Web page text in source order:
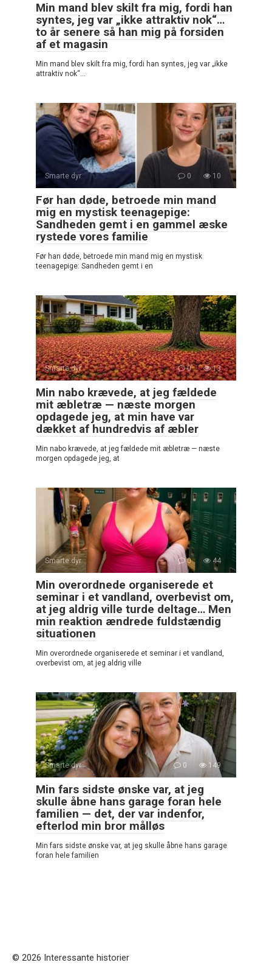
Min mand blev skilt fra mig, fordi han
syntes, jeg var „ikke attraktiv nok“…
to år senere så han mig på forsiden
af et magasin
Min mand blev skilt fra mig, fordi han syntes, jeg var „ikke
attraktiv nok“…
Smarte dyr 0 10
Før han døde, betroede min mand
mig en mystisk teenagepige:
Sandheden gemt i en gammel æske
rystede vores familie
Før han døde, betroede min mand mig en mystisk
teenagepige: Sandheden gemt i en
Smarte dyr 0 13
Min nabo krævede, at jeg fældede
mit æbletræ — næste morgen
opdagede jeg, at min have var
dækket af hundredvis af æbler
Min nabo krævede, at jeg fældede mit æbletræ — næste
morgen opdagede jeg, at
Smarte dyr 0 44
Min overordnede organiserede et
seminar i et vandland, overbevist om,
at jeg aldrig ville turde deltage… Men
min reaktion ændrede fuldstændig
situationen
Min overordnede organiserede et seminar i et vandland,
overbevist om, at jeg aldrig ville
Smarte dyr 0 149
Min fars sidste ønske var, at jeg
skulle åbne hans garage foran hele
familien — det, der var indenfor,
efterlod min bror målløs
Min fars sidste ønske var, at jeg skulle åbne hans garage
foran hele familien
© 2026 Interessante historier